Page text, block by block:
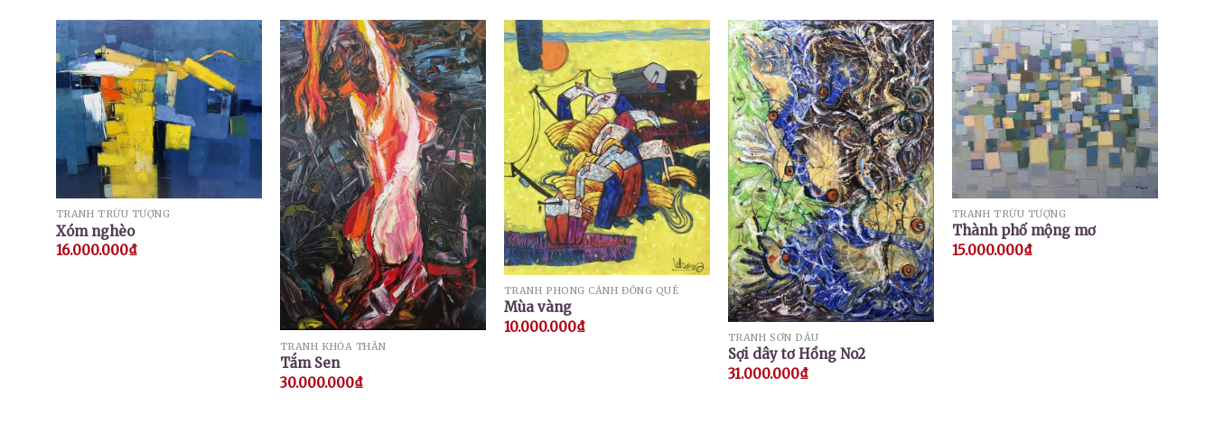
TRANH TRỪU TƯỢNG
Xóm nghèo
16.000.000₫
TRANH KHỎA THÂN
Tắm Sen
30.000.000₫
TRANH PHONG CẢNH ĐỒNG QUÊ
Mùa vàng
10.000.000₫
TRANH SƠN DẦU
Sợi dây tơ Hồng No2
31.000.000₫
TRANH TRỪU TƯỢNG
Thành phố mộng mơ
15.000.000₫